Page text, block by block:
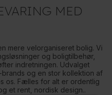
MED
mere velorganiseret bolig. Vi
og boligtilbehør,
indretningen. Udvalget
og en stor kollektion af
os. Fælles for alt er ordentlig
et rent, nordisk design..